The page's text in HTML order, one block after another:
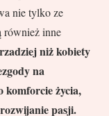
nie tylko ze
również inne
niż kobiety
na
komforcie życia,
pasji.